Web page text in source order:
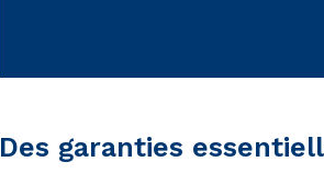
Des garanties